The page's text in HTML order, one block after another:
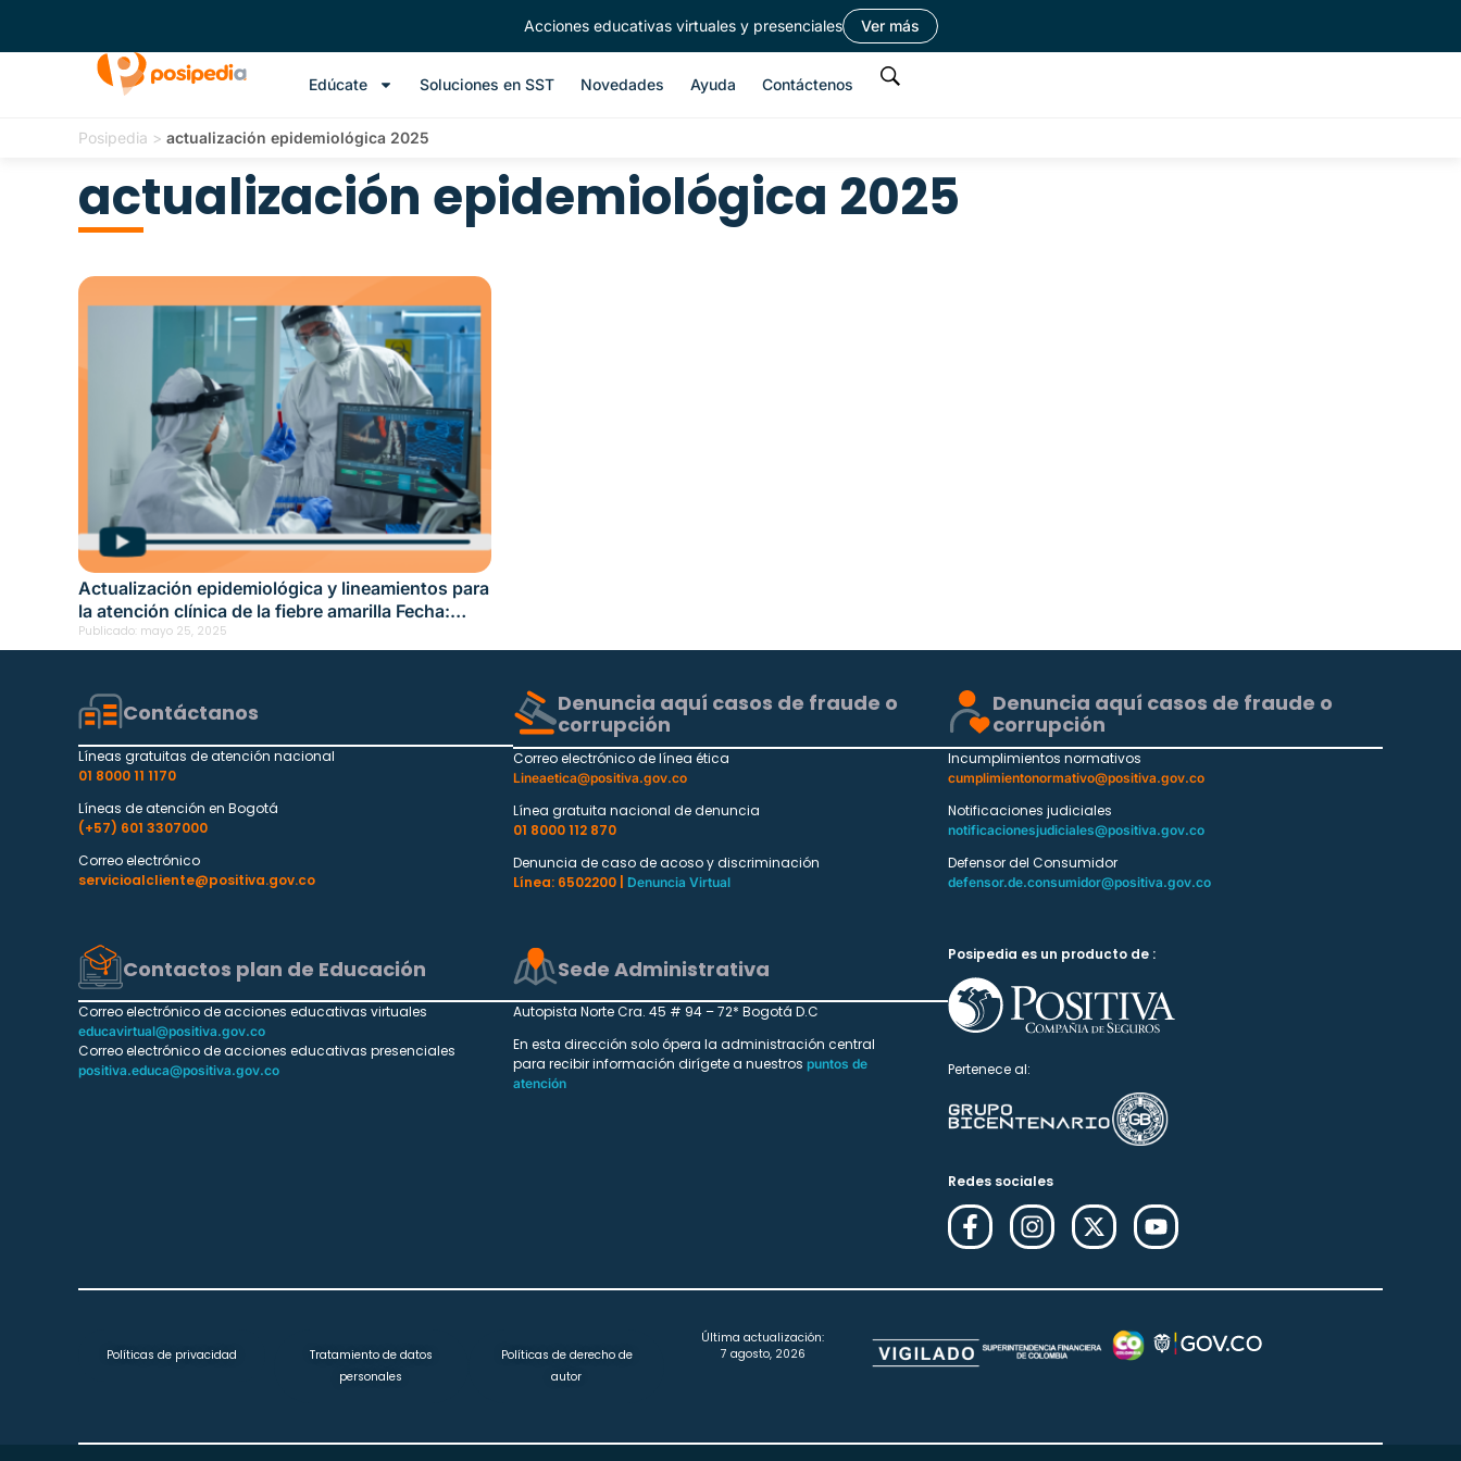
Acciones educativas virtuales y presenciales Ver más
Edúcate Soluciones en SST Novedades Ayuda Contáctenos
Posipedia > actualización epidemiológica 2025
actualización epidemiológica 2025
Actualización epidemiológica y lineamientos para
la atención clínica de la fiebre amarilla Fecha:
mayo 2, 2025
Publicado: mayo 25, 2025
Contáctanos
Líneas gratuitas de atención nacional
01 8000 11 1170
Líneas de atención en Bogotá
(+57) 601 3307000
Correo electrónico
servicioalcliente@positiva.gov.co
Denuncia aquí casos de fraude o
corrupción
Correo electrónico de línea ética
Lineaetica@positiva.gov.co
Línea gratuita nacional de denuncia
01 8000 112 870
Denuncia de caso de acoso y discriminación
Línea: 6502200 |
Denuncia Virtual
Denuncia aquí casos de fraude o
corrupción
Incumplimientos normativos
cumplimientonormativo@positiva.gov.co
Notificaciones judiciales
notificacionesjudiciales@positiva.gov.co
Defensor del Consumidor
defensor.de.consumidor@positiva.gov.co
Contactos plan de Educación
Correo electrónico de acciones educativas virtuales
educavirtual@positiva.gov.co
Correo electrónico de acciones educativas presenciales
positiva.educa@positiva.gov.co
Sede Administrativa
Autopista Norte Cra. 45 # 94 – 72* Bogotá D.C
En esta dirección solo ópera la administración central
para recibir información dirígete a nuestros puntos de
atención
Posipedia es un producto de :
Pertenece al:
Redes sociales
Políticas de privacidad
Tratamiento de datos
personales
Políticas de derecho de
autor
Última actualización:
7 agosto, 2026